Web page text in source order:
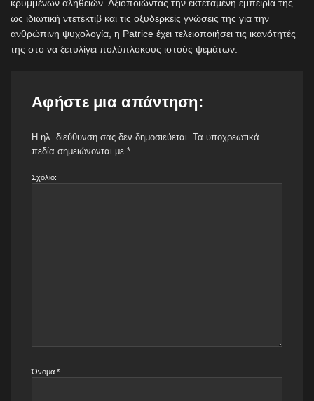
κρυμμένων αληθειών. Αξιοποιώντας την εκτεταμένη εμπειρία της
ως ιδιωτική ντετέκτιβ και τις οξυδερκείς γνώσεις της για την
ανθρώπινη ψυχολογία, η Patrice έχει τελειοποιήσει τις ικανότητές
της στο να ξετυλίγει πολύπλοκους ιστούς ψεμάτων.
Αφήστε μια απάντηση:
Η ηλ. διεύθυνση σας δεν δημοσιεύεται. Τα υποχρεωτικά
πεδία σημειώνονται με *
Σχόλιο:
Όνομα *